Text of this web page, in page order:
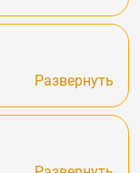
Развернуть